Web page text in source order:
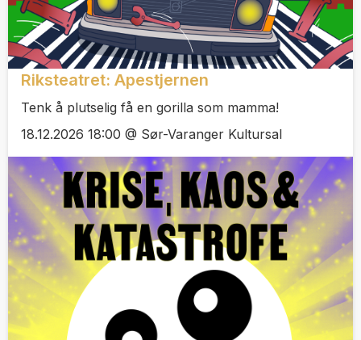
Riksteatret: Apestjernen
Tenk å plutselig få en gorilla som mamma!
18.12.2026 18:00 @ Sør-Varanger Kultursal